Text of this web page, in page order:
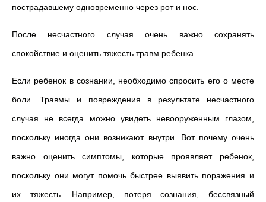
пострадавшему одновременно через рот и нос.
После несчастного случая очень важно сохранять
спокойствие и оценить тяжесть травм ребенка.
Если ребенок в сознании, необходимо спросить его о месте
боли. Травмы и повреждения в результате несчастного
случая не всегда можно увидеть невооруженным глазом,
поскольку иногда они возникают внутри. Вот почему очень
важно оценить симптомы, которые проявляет ребенок,
поскольку они могут помочь быстрее выявить поражения и
их тяжесть. Например, потеря сознания, бессвязный